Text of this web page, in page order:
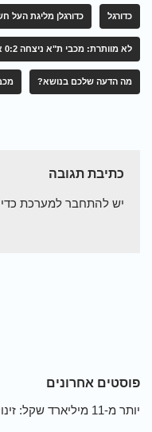
כדורגל כדורגלן מליגת העל
לא מוותרת: מכבי ת"א ניצחה 0:2 את הפועל י-ם וצימקה את הפער מהפסגה
מה הדעה שלכם בנושא?
כתיבת תגובה
יש להתחבר למערכת
פוסטים אחרונים
יותר מ-11 מיליארד שקל: זינוק בהכנסות המדינה מתמלוגי הגז